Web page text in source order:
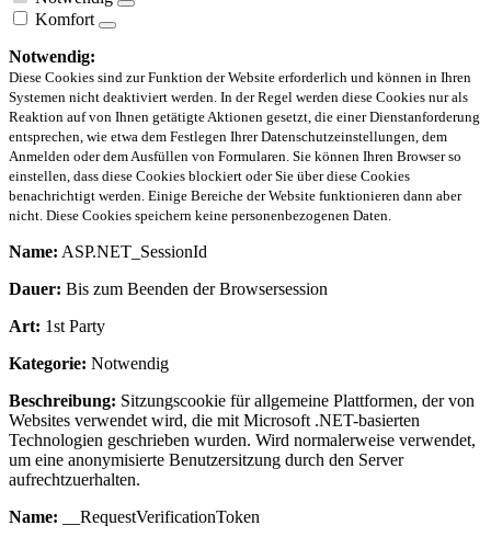
Komfort
Notwendig:
Diese Cookies sind zur Funktion der Website erforderlich und können in Ihren
Systemen nicht deaktiviert werden. In der Regel werden diese Cookies nur als
Reaktion auf von Ihnen getätigte Aktionen gesetzt, die einer Dienstanforderung
entsprechen, wie etwa dem Festlegen Ihrer Datenschutzeinstellungen, dem
Anmelden oder dem Ausfüllen von Formularen. Sie können Ihren Browser so
einstellen, dass diese Cookies blockiert oder Sie über diese Cookies
benachrichtigt werden. Einige Bereiche der Website funktionieren dann aber
nicht. Diese Cookies speichern keine personenbezogenen Daten.
Name: ASP.NET_SessionId
Dauer: Bis zum Beenden der Browsersession
Art: 1st Party
Kategorie: Notwendig
Beschreibung: Sitzungscookie für allgemeine Plattformen, der von
Websites verwendet wird, die mit Microsoft .NET-basierten
Technologien geschrieben wurden. Wird normalerweise verwendet,
um eine anonymisierte Benutzersitzung durch den Server
aufrechtzuerhalten.
Name: __RequestVerificationToken